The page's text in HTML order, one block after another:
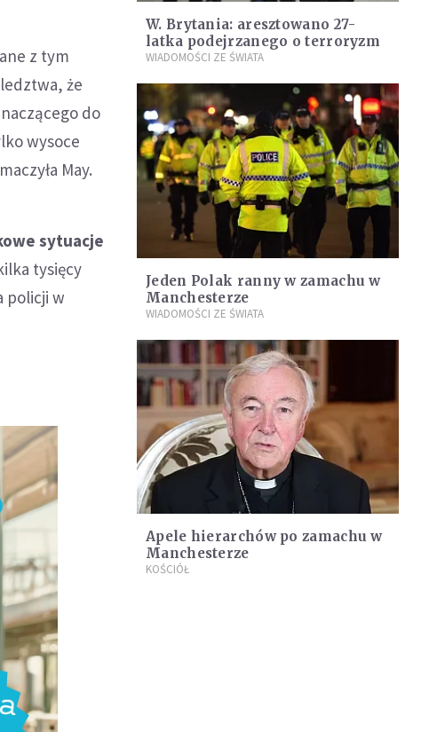
z tym
że
do
wysoce
May.
sytuacje
tysięcy
policji w
W. Brytania: aresztowano 27-
latka podejrzanego o terroryzm
WIADOMOŚCI ZE ŚWIATA
Jeden Polak ranny w zamachu w
Manchesterze
WIADOMOŚCI ZE ŚWIATA
Apele hierarchów po zamachu w
Manchesterze
KOŚCIÓŁ